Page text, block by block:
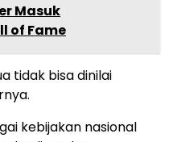
Masuk
of Fame
tidak bisa dinilai
kebijakan nasional